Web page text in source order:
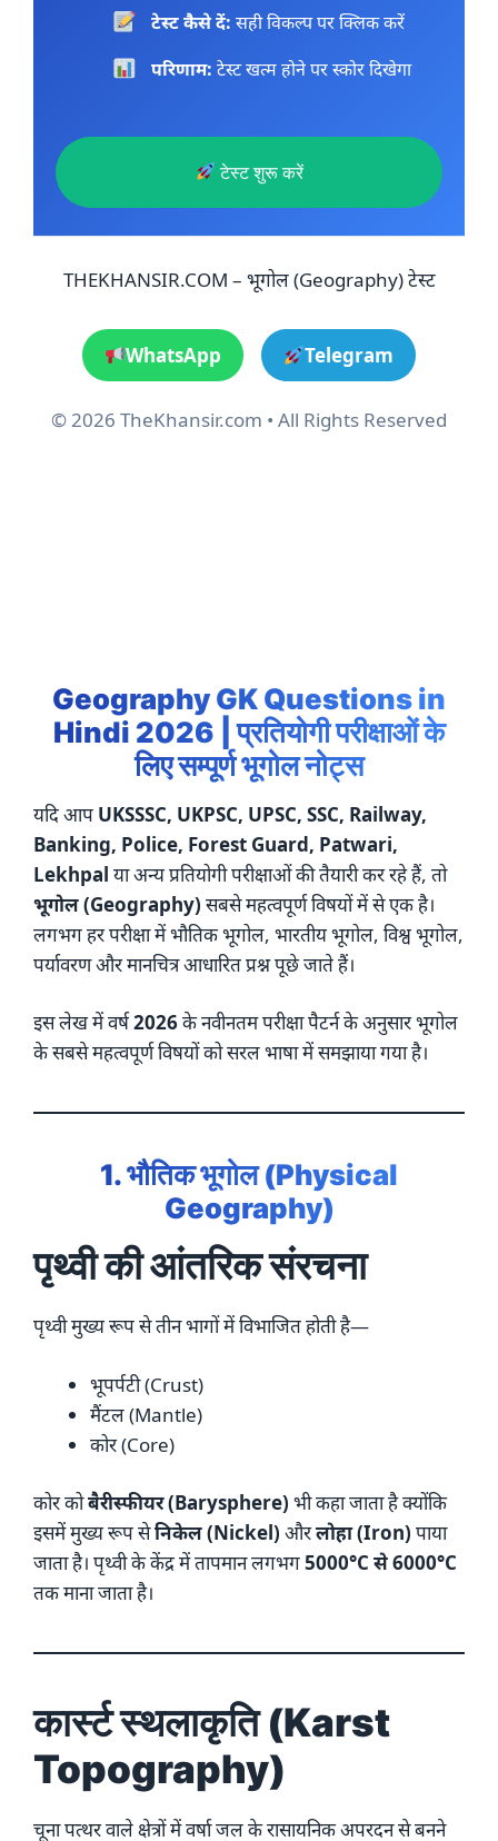
टेस्ट कैसे दें: सही विकल्प पर क्लिक करें
परिणाम: टेस्ट खत्म होने पर स्कोर दिखेगा
टेस्ट शुरू करें
THEKHANSIR.COM – भूगोल (Geography) टेस्ट
WhatsApp Telegram
© 2026 TheKhansir.com • All Rights Reserved
Geography GK Questions in
Hindi 2026 | प्रतियोगी परीक्षाओं के
लिए सम्पूर्ण भूगोल नोट्स
यदि आप UKSSSC, UKPSC, UPSC, SSC, Railway,
Banking, Police, Forest Guard, Patwari,
Lekhpal या अन्य प्रतियोगी परीक्षाओं की तैयारी कर रहे हैं, तो
भूगोल (Geography) सबसे महत्वपूर्ण विषयों में से एक है।
लगभग हर परीक्षा में भौतिक भूगोल, भारतीय भूगोल, विश्व भूगोल,
पर्यावरण और मानचित्र आधारित प्रश्न पूछे जाते हैं।
इस लेख में वर्ष2026के नवीनतम परीक्षा पैटर्न के अनुसार भूगोल
के सबसे महत्वपूर्ण विषयों को सरल भाषा में समझाया गया है।
1. भौतिक भूगोल (Physical
Geography)
पृथ्वी की आंतरिक संरचना
पृथ्वी मुख्य रूप से तीन भागों में विभाजित होती है—
भूपर्पटी (Crust)
मैंटल (Mantle)
कोर (Core)
कोर कोबैरीस्फीयर (Barysphere) भी कहा जाता है क्योंकि
इसमें मुख्य रूप सेनिकेल (Nickel) औरलोहा (Iron) पाया
जाता है। पृथ्वी के केंद्र में तापमान लगभग5000°C से 6000°C
तक माना जाता है।
कार्स्ट स्थलाकृति (Karst
Topography)
चूना पत्थर वाले क्षेत्रों में वर्षा जल के रासायनिक अपरदन से बनने